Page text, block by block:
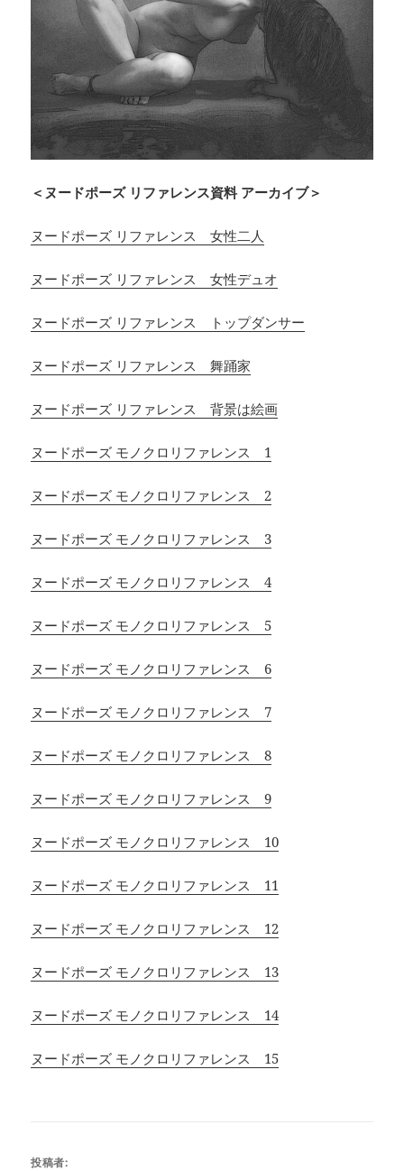
＜ヌードポーズ リファレンス資料 アーカイブ＞
ヌードポーズ リファレンス 女性二人
ヌードポーズ リファレンス 女性デュオ
ヌードポーズ リファレンス トップダンサー
ヌードポーズ リファレンス 舞踊家
ヌードポーズ リファレンス 背景は絵画
ヌードポーズ モノクロリファレンス 1
ヌードポーズ モノクロリファレンス 2
ヌードポーズ モノクロリファレンス 3
ヌードポーズ モノクロリファレンス 4
ヌードポーズ モノクロリファレンス 5
ヌードポーズ モノクロリファレンス 6
ヌードポーズ モノクロリファレンス 7
ヌードポーズ モノクロリファレンス 8
ヌードポーズ モノクロリファレンス 9
ヌードポーズ モノクロリファレンス 10
ヌードポーズ モノクロリファレンス 11
ヌードポーズ モノクロリファレンス 12
ヌードポーズ モノクロリファレンス 13
ヌードポーズ モノクロリファレンス 14
ヌードポーズ モノクロリファレンス 15
投稿者: